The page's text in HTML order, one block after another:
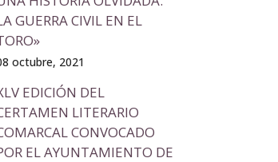
GUERRA CIVIL EN EL
octubre, 2021
EDICIÓN DEL
LITERARIO
CONVOCADO
EL AYUNTAMIENTO DE